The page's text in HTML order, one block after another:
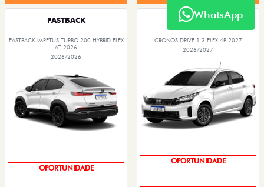
FASTBACK
FASTBACK IMPETUS TURBO 200 HYBRID FLEX
AT 2026
2026/2026
OPORTUNIDADE
CRONOS
CRONOS DRIVE 1.3 FLEX 4P 2027
2026/2027
OPORTUNIDADE
WhatsApp